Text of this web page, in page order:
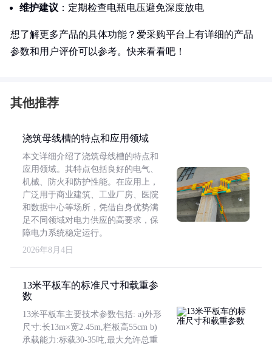
维护建议 ：定期检查电瓶电压避免深度放电
想了解更多产品的具体功能？爱采购平台上有详细的产品
参数和用户评价可以参考。快来看看吧！
其他推荐
浇筑母线槽的特点和应用领域
本文详细介绍了浇筑母线槽的特点和
应用领域。其特点包括良好的电气、
机械、防火和防护性能。在应用上，
广泛用于商业建筑、工业厂房、医院
和数据中心等场所，凭借自身优势满
足不同领域对电力供应的高要求，保
障电力系统稳定运行。
2026年8月4日
13米平板车的标准尺寸和载重参
数
13米平板车主要技术参数包括: a)外形
尺寸:长13m×宽2.45m,栏板高55cm b)
承载能力:标载30-35吨,最大允许总重